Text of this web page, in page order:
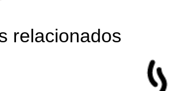
relacionados